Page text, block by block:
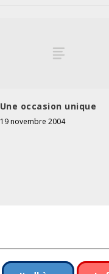
Une occasion unique
19 novembre 2004